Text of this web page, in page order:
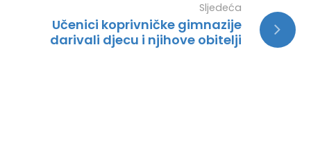
Sljedeća
Učenici koprivničke gimnazije
darivali djecu i njihove obitelji